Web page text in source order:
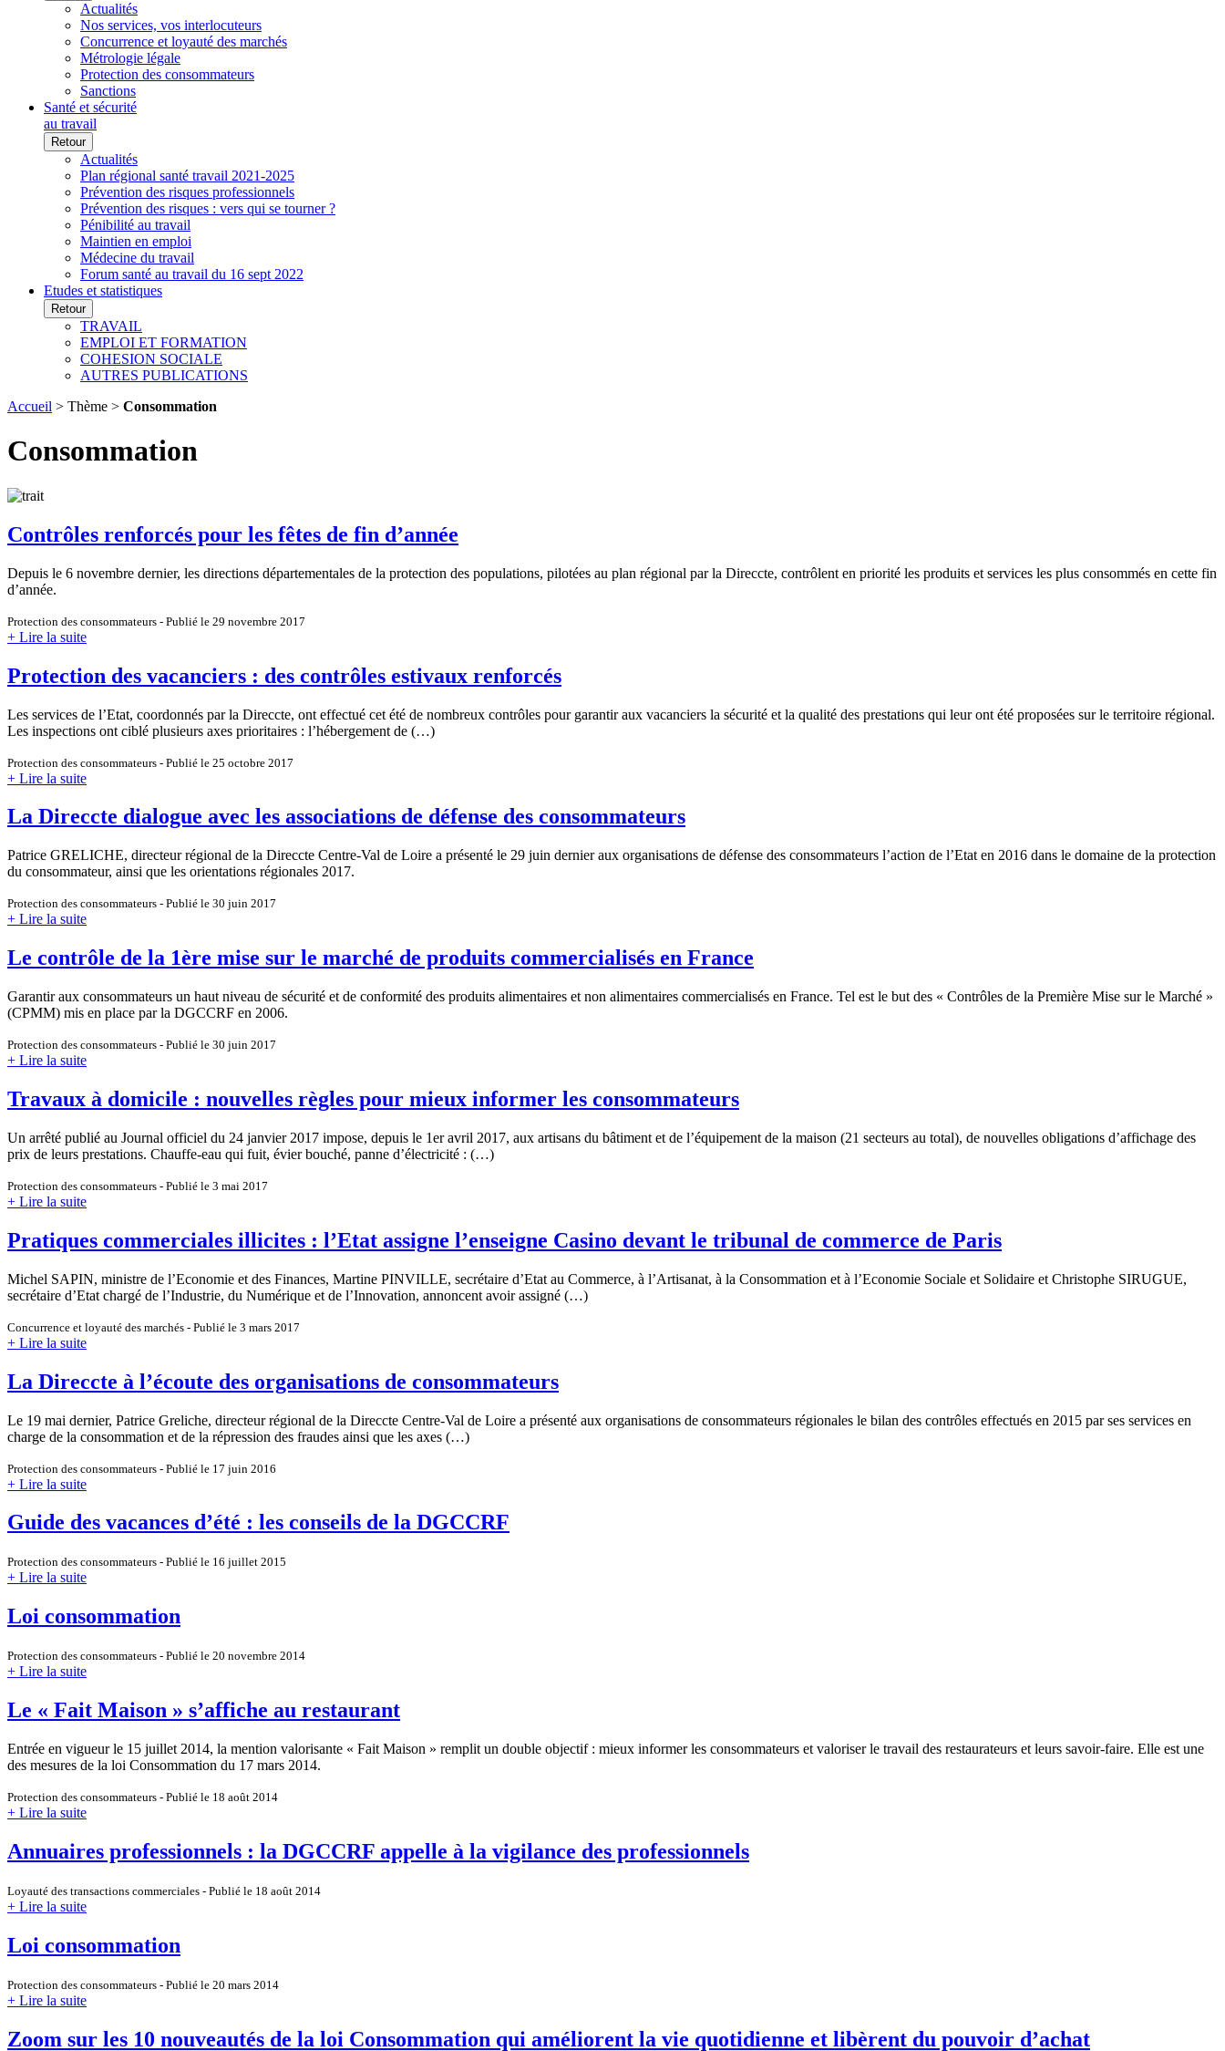
Actualités
Nos services, vos interlocuteurs
Concurrence et loyauté des marchés
Métrologie légale
Protection des consommateurs
Sanctions
Santé et sécurité
au travail
Retour
Actualités
Plan régional santé travail 2021-2025
Prévention des risques professionnels
Prévention des risques : vers qui se tourner ?
Pénibilité au travail
Maintien en emploi
Médecine du travail
Forum santé au travail du 16 sept 2022
Etudes et statistiques
Retour
TRAVAIL
EMPLOI ET FORMATION
COHESION SOCIALE
AUTRES PUBLICATIONS
Accueil > Thème > Consommation
Consommation
Contrôles renforcés pour les fêtes de fin d’année
Depuis le 6 novembre dernier, les directions départementales de la protection des populations, pilotées au plan régional par la Direccte, contrôlent en priorité les produits et services les plus consommés en cette fin
d’année.
Protection des consommateurs - Publié le 29 novembre 2017
+ Lire la suite
Protection des vacanciers : des contrôles estivaux renforcés
Les services de l’Etat, coordonnés par la Direccte, ont effectué cet été de nombreux contrôles pour garantir aux vacanciers la sécurité et la qualité des prestations qui leur ont été proposées sur le territoire régional.
Les inspections ont ciblé plusieurs axes prioritaires : l’hébergement de (…)
Protection des consommateurs - Publié le 25 octobre 2017
+ Lire la suite
La Direccte dialogue avec les associations de défense des consommateurs
Patrice GRELICHE, directeur régional de la Direccte Centre-Val de Loire a présenté le 29 juin dernier aux organisations de défense des consommateurs l’action de l’Etat en 2016 dans le domaine de la protection
du consommateur, ainsi que les orientations régionales 2017.
Protection des consommateurs - Publié le 30 juin 2017
+ Lire la suite
Le contrôle de la 1ère mise sur le marché de produits commercialisés en France
Garantir aux consommateurs un haut niveau de sécurité et de conformité des produits alimentaires et non alimentaires commercialisés en France. Tel est le but des « Contrôles de la Première Mise sur le Marché »
(CPMM) mis en place par la DGCCRF en 2006.
Protection des consommateurs - Publié le 30 juin 2017
+ Lire la suite
Travaux à domicile : nouvelles règles pour mieux informer les consommateurs
Un arrêté publié au Journal officiel du 24 janvier 2017 impose, depuis le 1er avril 2017, aux artisans du bâtiment et de l’équipement de la maison (21 secteurs au total), de nouvelles obligations d’affichage des
prix de leurs prestations. Chauffe-eau qui fuit, évier bouché, panne d’électricité : (…)
Protection des consommateurs - Publié le 3 mai 2017
+ Lire la suite
Pratiques commerciales illicites : l’Etat assigne l’enseigne Casino devant le tribunal de commerce de Paris
Michel SAPIN, ministre de l’Economie et des Finances, Martine PINVILLE, secrétaire d’Etat au Commerce, à l’Artisanat, à la Consommation et à l’Economie Sociale et Solidaire et Christophe SIRUGUE,
secrétaire d’Etat chargé de l’Industrie, du Numérique et de l’Innovation, annoncent avoir assigné (…)
Concurrence et loyauté des marchés - Publié le 3 mars 2017
+ Lire la suite
La Direccte à l’écoute des organisations de consommateurs
Le 19 mai dernier, Patrice Greliche, directeur régional de la Direccte Centre-Val de Loire a présenté aux organisations de consommateurs régionales le bilan des contrôles effectués en 2015 par ses services en
charge de la consommation et de la répression des fraudes ainsi que les axes (…)
Protection des consommateurs - Publié le 17 juin 2016
+ Lire la suite
Guide des vacances d’été : les conseils de la DGCCRF
Protection des consommateurs - Publié le 16 juillet 2015
+ Lire la suite
Loi consommation
Protection des consommateurs - Publié le 20 novembre 2014
+ Lire la suite
Le « Fait Maison » s’affiche au restaurant
Entrée en vigueur le 15 juillet 2014, la mention valorisante « Fait Maison » remplit un double objectif : mieux informer les consommateurs et valoriser le travail des restaurateurs et leurs savoir-faire. Elle est une
des mesures de la loi Consommation du 17 mars 2014.
Protection des consommateurs - Publié le 18 août 2014
+ Lire la suite
Annuaires professionnels : la DGCCRF appelle à la vigilance des professionnels
Loyauté des transactions commerciales - Publié le 18 août 2014
+ Lire la suite
Loi consommation
Protection des consommateurs - Publié le 20 mars 2014
+ Lire la suite
Zoom sur les 10 nouveautés de la loi Consommation qui améliorent la vie quotidienne et libèrent du pouvoir d’achat